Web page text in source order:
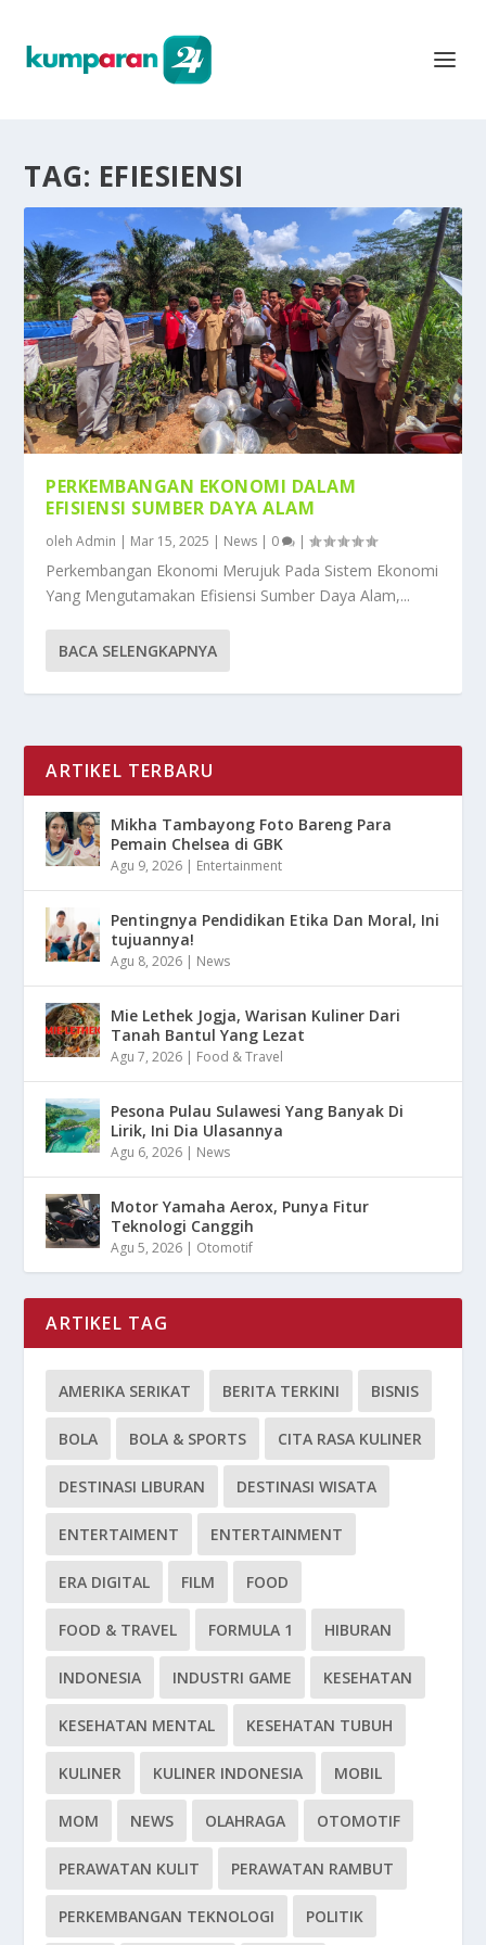
TAG: EFIESIENSI
PERKEMBANGAN EKONOMI DALAM
EFISIENSI SUMBER DAYA ALAM
olehAdmin | Mar 15, 2025 | News | 0 |
Perkembangan Ekonomi Merujuk Pada Sistem Ekonomi
Yang Mengutamakan Efisiensi Sumber Daya Alam,...
BACA SELENGKAPNYA
ARTIKEL TERBARU
Mikha Tambayong Foto Bareng Para
Pemain Chelsea di GBK
Agu 9, 2026 | Entertainment
Pentingnya Pendidikan Etika Dan Moral, Ini
tujuannya!
Agu 8, 2026 | News
Mie Lethek Jogja, Warisan Kuliner Dari
Tanah Bantul Yang Lezat
Agu 7, 2026 | Food & Travel
Pesona Pulau Sulawesi Yang Banyak Di
Lirik, Ini Dia Ulasannya
Agu 6, 2026 | News
Motor Yamaha Aerox, Punya Fitur
Teknologi Canggih
Agu 5, 2026 | Otomotif
ARTIKEL TAG
AMERIKA SERIKAT BERITA TERKINI BISNIS
BOLA BOLA & SPORTS CITA RASA KULINER
DESTINASI LIBURAN DESTINASI WISATA
ENTERTAIMENT ENTERTAINMENT
ERA DIGITAL FILM FOOD
FOOD & TRAVEL FORMULA 1 HIBURAN
INDONESIA INDUSTRI GAME KESEHATAN
KESEHATAN MENTAL KESEHATAN TUBUH
KULINER KULINER INDONESIA MOBIL
MOM NEWS OLAHRAGA OTOMOTIF
PERAWATAN KULIT PERAWATAN RAMBUT
PERKEMBANGAN TEKNOLOGI POLITIK